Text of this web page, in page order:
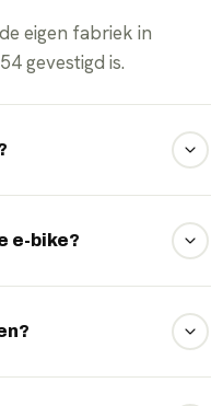
eigen fabriek in
gevestigd is.
ondersteunt tot 25
e-bike?
de 60 en 130 kilometer